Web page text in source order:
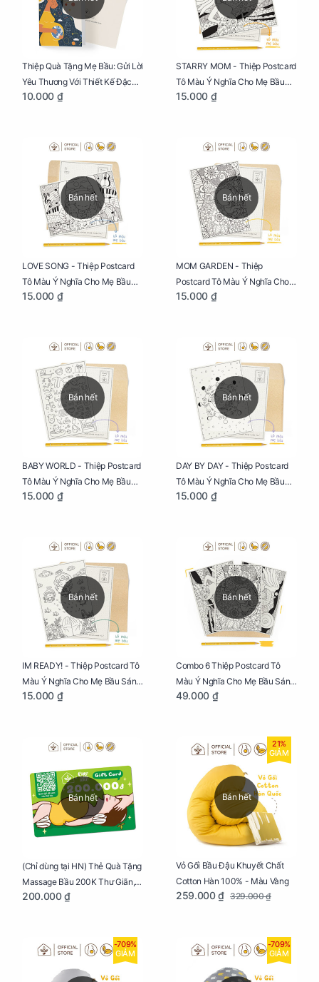
Thiệp Quà Tặng Mẹ Bầu: Gửi Lời
Yêu Thương Với Thiết Kế Đặc
Biệt Dành Riêng Cho Mẹ Bầu
10.000 ₫
STARRY MOM - Thiệp Postcard
Tô Màu Ý Nghĩa Cho Mẹ Bầu
Sáng Tạo, Thư Giãn Và Hạnh
15.000 ₫
Bán hết
LOVE SONG - Thiệp Postcard
Tô Màu Ý Nghĩa Cho Mẹ Bầu
Sáng Tạo, Thư Giãn Và Hạnh
15.000 ₫
Bán hết
MOM GARDEN - Thiệp
Postcard Tô Màu Ý Nghĩa Cho
Mẹ Bầu Sáng Tạo, Thư Giãn Và
15.000 ₫
Bán hết
BABY WORLD - Thiệp Postcard
Tô Màu Ý Nghĩa Cho Mẹ Bầu
Sáng Tạo, Thư Giãn Và Hạnh
15.000 ₫
Bán hết
DAY BY DAY - Thiệp Postcard
Tô Màu Ý Nghĩa Cho Mẹ Bầu
Sáng Tạo, Thư Giãn Và Hạnh
15.000 ₫
Bán hết
IM READY! - Thiệp Postcard Tô
Màu Ý Nghĩa Cho Mẹ Bầu Sáng
Tạo, Thư Giãn Và Hạnh Phúc
15.000 ₫
Bán hết
Combo 6 Thiệp Postcard Tô
Màu Ý Nghĩa Cho Mẹ Bầu Sáng
Tạo, Thư Giãn Và Hạnh Phúc
49.000 ₫
Bán hết
(Chỉ dùng tại HN) Thẻ Quà Tặng
Massage Bầu 200K Thư Giãn,
Tăng Tuần Hoàn Máu, Ngủ
200.000 ₫
Bán hết
21%
GIẢM
Vỏ Gối Bầu Đậu Khuyết Chất
Cotton Hàn 100% - Màu Vàng
259.000 ₫ 329.000 ₫
-709%
GIẢM
-709%
GIẢM